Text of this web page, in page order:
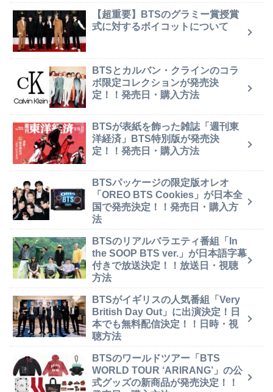
【超重要】BTSのグラミー賞授賞
式に対するボイコットについて
BTSとカルバン・クラインのコラ
ボ限定コレクションが発売決
定！！発売日・購入方法
BTSが表紙を飾った雑誌「週刊東
洋経済」BTS特別版が発売決
定！！発売日・購入方法
BTSパッケージの限定版オレオ
「OREO BTS Cookies」が日本全
国で発売決定！！発売日・購入方
法
BTSのリアルバラエティ番組「In
the SOOP BTS ver.」が日本語字幕
付きで放送決定！！放送日・視聴
方法
BTSがイギリスの人気番組「Very
British Day Out」に出演決定！日
本でも無料配信決定！！日時・視
聴方法
BTSのワールドツアー「BTS
WORLD TOUR ‘ARIRANG’」の公
式グッズの新商品が発売決定！！